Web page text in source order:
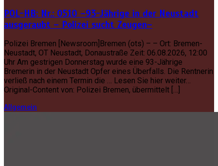
POL-HB: Nr.: 0510 –93-Jährige in der Neustadt
ausgeraubt – Polizei sucht Zeugen–
Polizei Bremen [Newsroom]Bremen (ots) – – Ort: Bremen-
Neustadt, OT Neustadt, Donaustraße Zeit: 06.08.2026, 12:00
Uhr Am gestrigen Donnerstag wurde eine 93-Jährige
Bremerin in der Neustadt Opfer eines Überfalls. Die Rentnerin
verließ nach einem Termin die … Lesen Sie hier weiter…
Original-Content von: Polizei Bremen, übermittelt […]
Allgemein